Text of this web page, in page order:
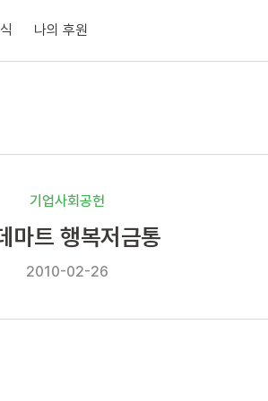
나의 후원
기업사회공헌
마트 행복저금통
2010-02-26